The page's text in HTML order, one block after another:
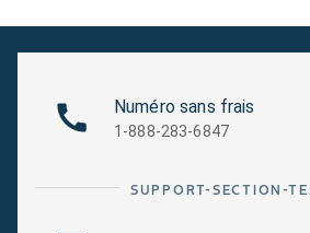
Numéro sans frais
1-888-283-6847
SUPPORT-SECTION-